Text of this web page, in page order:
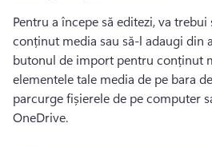
Pentru a începe să editezi, va
conținut media sau să-l adaugi din
butonul de import pentru conținut
elementele tale media de pe bara
parcurge fișierele de pe computer
OneDrive.